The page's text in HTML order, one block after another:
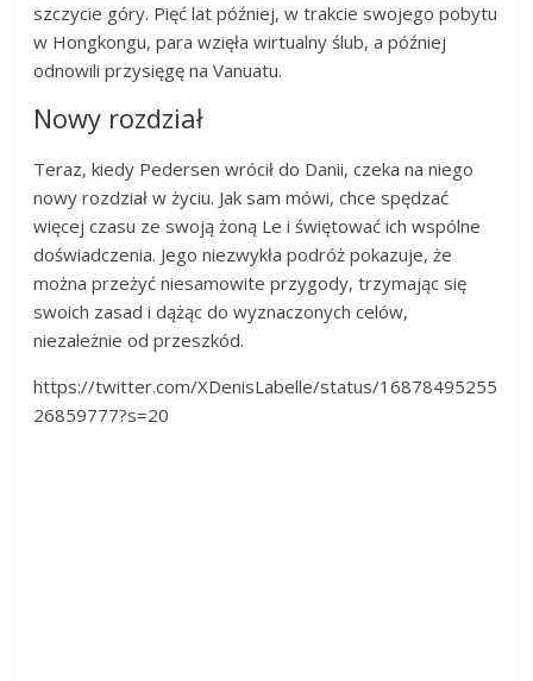
szczycie góry. Pięć lat później, w trakcie swojego pobytu
w Hongkongu, para wzięła wirtualny ślub, a później
odnowili przysięgę na Vanuatu.
Nowy rozdział
Teraz, kiedy Pedersen wrócił do Danii, czeka na niego
nowy rozdział w życiu. Jak sam mówi, chce spędzać
więcej czasu ze swoją żoną Le i świętować ich wspólne
doświadczenia. Jego niezwykła podróż pokazuje, że
można przeżyć niesamowite przygody, trzymając się
swoich zasad i dążąc do wyznaczonych celów,
niezależnie od przeszkód.
https://twitter.com/XDenisLabelle/status/16878495255
26859777?s=20